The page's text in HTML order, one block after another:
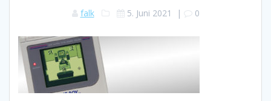
falk 5. Juni 2021 | 0